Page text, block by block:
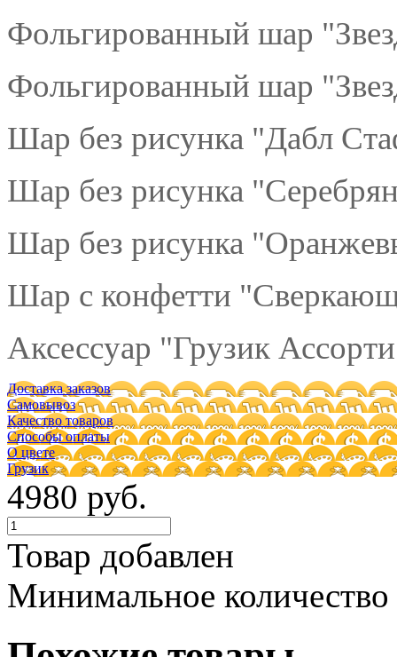
Фольгированный шар
Фольгированный шар
Шар без рисунка "Дабл
Шар без рисунка
Шар без рисунка
Шар с конфетти
Аксессуар "Грузик
Доставка заказов
Самовывоз
Качество товаров
Способы оплаты
О цвете
Грузик
4980 руб.
Товар добавлен
Минимальное